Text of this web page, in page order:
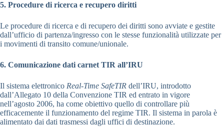
5. Procedure di ricerca e recupero diritti
Le procedure di ricerca e di recupero dei diritti sono avviate e gestite
dall’ufficio di partenza/ingresso con le stesse funzionalità utilizzate per
i movimenti di transito comune/unionale.
6. Comunicazione dati carnet TIR all’IRU
Il sistema elettronico Real-Time SafeTIR dell’IRU, introdotto
dall’Allegato 10 della Convenzione TIR ed entrato in vigore
nell’agosto 2006, ha come obiettivo quello di controllare più
efficacemente il funzionamento del regime TIR. Il sistema in parola è
alimentato dai dati trasmessi dagli uffici di destinazione.